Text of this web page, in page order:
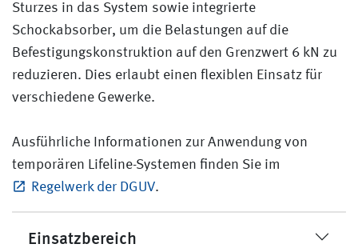
Sturzes in das System sowie integrierte
Schockabsorber, um die Belastungen auf die
Befestigungskonstruktion auf den Grenzwert 6 kN zu
reduzieren. Dies erlaubt einen flexiblen Einsatz für
verschiedene Gewerke.
Ausführliche Informationen zur Anwendung von
temporären Lifeline-Systemen finden Sie im
Regelwerk der DGUV.
Einsatzbereich